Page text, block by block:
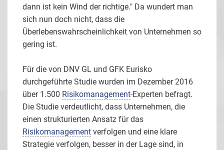
dann ist kein Wind der richtige." Da wundert man
sich nun doch nicht, dass die
Überlebenswahrscheinlichkeit von Unternehmen so
gering ist.
Für die von DNV GL und GFK Eurisko
durchgeführte Studie wurden im Dezember 2016
über 1.500 Risikomanagement-Experten befragt.
Die Studie verdeutlicht, dass Unternehmen, die
einen strukturierten Ansatz für das
Risikomanagement verfolgen und eine klare
Strategie verfolgen, besser in der Lage sind, in